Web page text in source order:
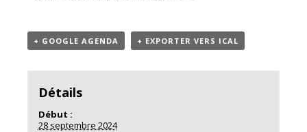
+ GOOGLE AGENDA + EXPORTER VERS ICAL
Détails
Début :
28 septembre 2024